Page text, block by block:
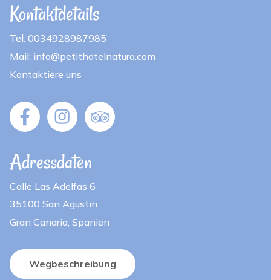
Kontaktdetails
Tel: 0034928987985
Mail: info@petithotelnatura.com
Kontaktiere uns
Adressdaten
Calle Las Adelfas 6
35100 San Agustin
Gran Canaria, Spanien
Wegbeschreibung